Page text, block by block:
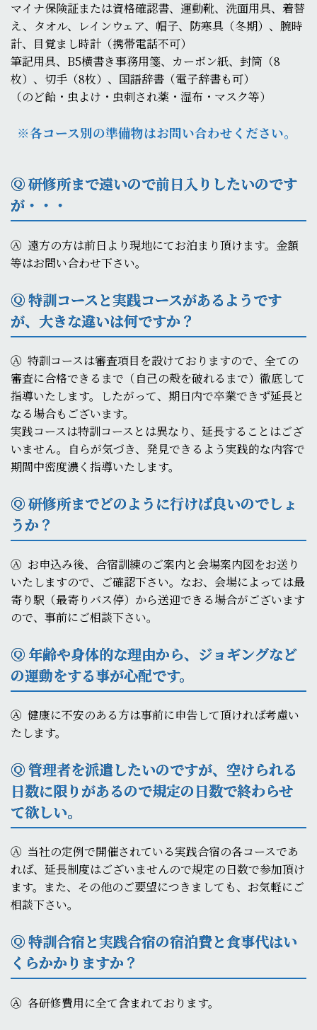
マイナ保険証または資格確認書、運動靴、洗面用具、着替
え、タオル、レインウェア、帽子、防寒具（冬期）、腕時
計、目覚まし時計（携帯電話不可）
筆記用具、B5横書き事務用箋、カーボン紙、封筒（8
枚）、切手（8枚）、国語辞書（電子辞書も可）
（のど飴・虫よけ・虫刺され薬・湿布・マスク等）
※各コース別の準備物はお問い合わせください。
Ⓠ 研修所まで遠いので前日入りしたいのです
が・・・
Ⓐ 遠方の方は前日より現地にてお泊まり頂けます。金額
等はお問い合わせ下さい。
Ⓠ 特訓コースと実践コースがあるようです
が、大きな違いは何ですか？
Ⓐ 特訓コースは審査項目を設けておりますので、全ての
審査に合格できるまで（自己の殻を破れるまで）徹底して
指導いたします。したがって、期日内で卒業できず延長と
なる場合もございます。
実践コースは特訓コースとは異なり、延長することはござ
いません。自らが気づき、発見できるよう実践的な内容で
期間中密度濃く指導いたします。
Ⓠ 研修所までどのように行けば良いのでしょ
うか？
Ⓐ お申込み後、合宿訓練のご案内と会場案内図をお送り
いたしますので、ご確認下さい。なお、会場によっては最
寄り駅（最寄りバス停）から送迎できる場合がございます
ので、事前にご相談下さい。
Ⓠ 年齢や身体的な理由から、ジョギングなど
の運動をする事が心配です。
Ⓐ 健康に不安のある方は事前に申告して頂ければ考慮い
たします。
Ⓠ 管理者を派遣したいのですが、空けられる
日数に限りがあるので規定の日数で終わらせ
て欲しい。
Ⓐ 当社の定例で開催されている実践合宿の各コースであ
れば、延長制度はございませんので規定の日数で参加頂け
ます。また、その他のご要望につきましても、お気軽にご
相談下さい。
Ⓠ 特訓合宿と実践合宿の宿泊費と食事代はい
くらかかりますか？
Ⓐ 各研修費用に全て含まれております。